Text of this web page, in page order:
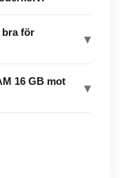
bra för
▾
16 GB mot
▾